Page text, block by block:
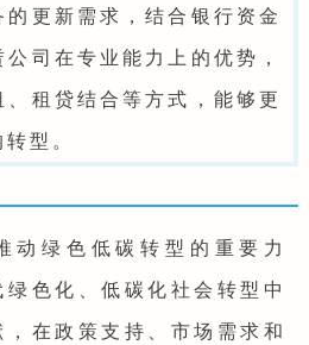
更新需求，结合银行资金
司在专业能力上的优势，
租贷结合等方式，能够更
型。
动绿色低碳转型的重要力
色化、低碳化社会转型中
在政策支持、市场需求和